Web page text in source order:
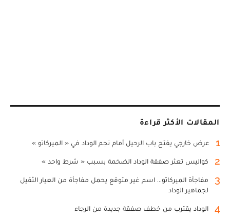
المقالات الأكثر قراءة
1 عرض خارجي يفتح باب الرحيل أمام نجم الوداد في « الميركاتو »
2 كواليس تعثر صفقة الوداد الضخمة بسبب « شرط واحد »
3
مفاجأة الميركاتو... اسم غير متوقع يحمل مفاجأة من العيار الثقيل
لجماهير الوداد
4 الوداد يقترب من خطف صفقة جديدة من الرجاء